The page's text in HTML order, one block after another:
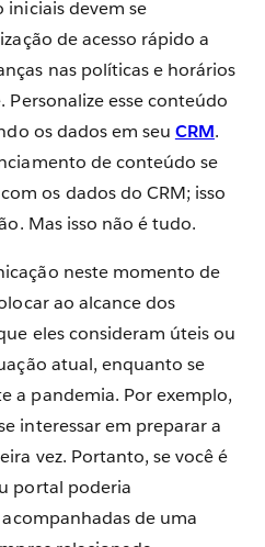
iniciais devem se
de acesso rápido a
nas políticas e horários
Personalize esse conteúdo
os dados em seu CRM.
de conteúdo se
os dados do CRM; isso
Mas isso não é tudo.
neste momento de
ao alcance dos
eles consideram úteis ou
atual, enquanto se
a pandemia. Por exemplo,
interessar em preparar a
vez. Portanto, se você é
portal poderia
de uma